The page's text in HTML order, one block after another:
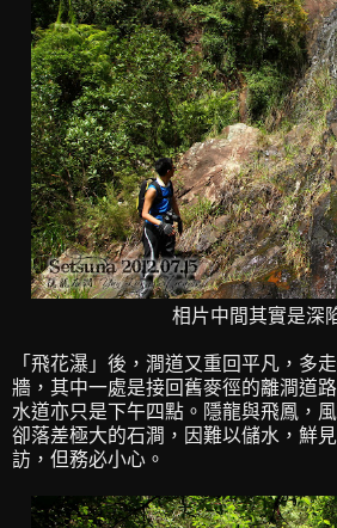
相片中間其實是深
「飛花瀑」後，澗道又重回平凡，多
牆，其中一處是接回舊麥徑的離澗道
水道亦只是下午四點。隱龍與飛鳳，
卻落差極大的石澗，因難以儲水，鮮
訪，但務必小心。